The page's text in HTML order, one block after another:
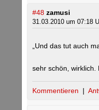
#48 zamusi
31.03.2010 um 07:18
„Und das tut auch
sehr schön, wirklich.
Kommentieren |